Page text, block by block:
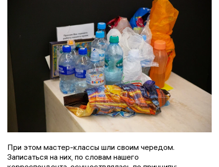
При этом мастер-классы шли своим чередом.
Записаться на них, по словам нашего